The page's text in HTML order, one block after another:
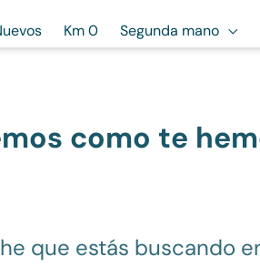
Km 0 Segunda mano
como te
que estás buscando